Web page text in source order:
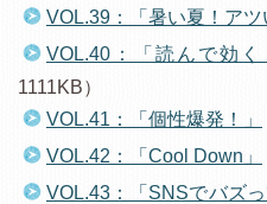
VOL.39：「暑い夏！アツ
VOL.40：「読んで効く
1111KB）
VOL.41：「個性爆発！」
VOL.42：「Cool Down」
VOL.43：「SNSでバズ